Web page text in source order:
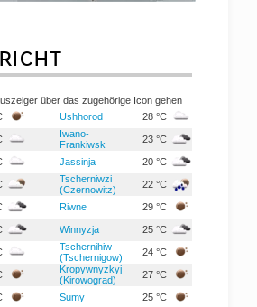
über das zugehörige Icon gehen
Ushhorod 28 °C
Iwano-
Frankiwsk
23 °C
Jassinja 20 °C
Tscherniwzi
(Czernowitz)
22 °C
Riwne 29 °C
Winnyzja 25 °C
Tschernihiw
(Tschernigow)
24 °C
Kropywnyzkyj
(Kirowograd)
27 °C
Sumy 25 °C